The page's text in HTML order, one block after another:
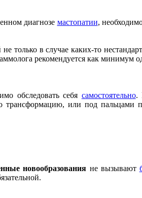
диагнозе мастопатии,
только в случае каких-то
рекомендуется как минимум
обследовать себя самостоятельно.
или под пальцами
новообразования не вызывают